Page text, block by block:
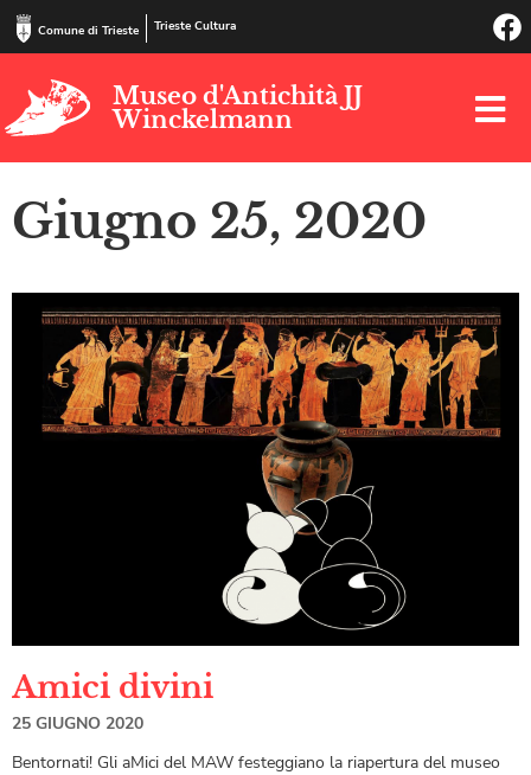
Comune di Trieste Trieste Cultura
Museo d'Antichità JJ
Winckelmann
Giugno 25, 2020
Amici divini
25 GIUGNO 2020
Bentornati! Gli aMici del MAW festeggiano la riapertura del museo